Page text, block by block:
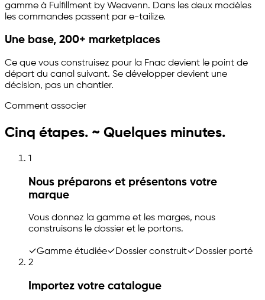
gamme à Fulfillment by Weavenn. Dans les deux modèles
les commandes passent par e-tailize.
Une base, 200+ marketplaces
Ce que vous construisez pour la Fnac devient le point de
départ du canal suivant. Se développer devient une
décision, pas un chantier.
Comment associer
Cinq étapes. ~ Quelques minutes.
1
Nous préparons et présentons votre
marque
Vous donnez la gamme et les marges, nous
construisons le dossier et le portons.
✓Gamme étudiée✓Dossier construit✓Dossier porté
2
Importez votre catalogue